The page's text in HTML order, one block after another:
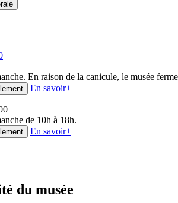
En raison de la canicule, le musée
En savoir+
de 10h à 18h.
En savoir+
du musée